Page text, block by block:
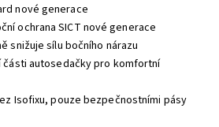
nové generace
ochrana SICT nové generace
snižuje sílu bočního nárazu
části autosedačky pro komfortní
Isofixu, pouze bezpečnostními pásy